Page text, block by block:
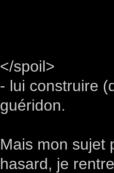
</spoil>
- lui construire
guéridon.
Mais mon sujet
hasard, je